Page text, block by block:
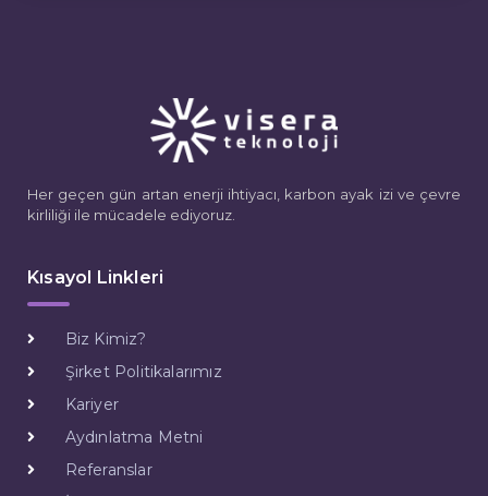
Her geçen gün artan enerji ihtiyacı, karbon ayak izi ve çevre
kirliliği ile mücadele ediyoruz.
Kısayol Linkleri
Biz Kimiz?
Şirket Politikalarımız
Kariyer
Aydınlatma Metni
Referanslar